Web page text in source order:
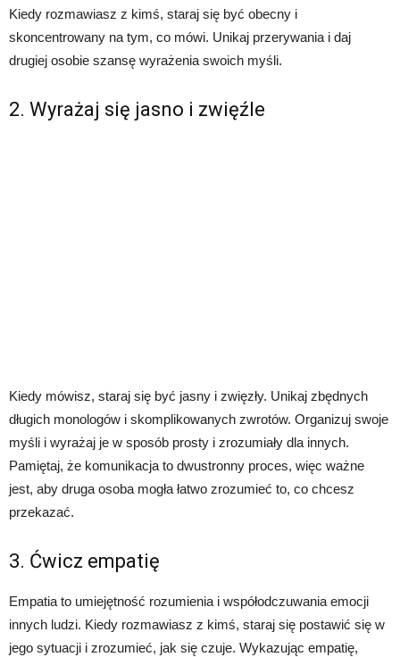
Kiedy rozmawiasz z kimś, staraj się być obecny i
skoncentrowany na tym, co mówi. Unikaj przerywania i daj
drugiej osobie szansę wyrażenia swoich myśli.
2. Wyrażaj się jasno i zwięźle
Kiedy mówisz, staraj się być jasny i zwięzły. Unikaj zbędnych
długich monologów i skomplikowanych zwrotów. Organizuj swoje
myśli i wyrażaj je w sposób prosty i zrozumiały dla innych.
Pamiętaj, że komunikacja to dwustronny proces, więc ważne
jest, aby druga osoba mogła łatwo zrozumieć to, co chcesz
przekazać.
3. Ćwicz empatię
Empatia to umiejętność rozumienia i współodczuwania emocji
innych ludzi. Kiedy rozmawiasz z kimś, staraj się postawić się w
jego sytuacji i zrozumieć, jak się czuje. Wykazując empatię,